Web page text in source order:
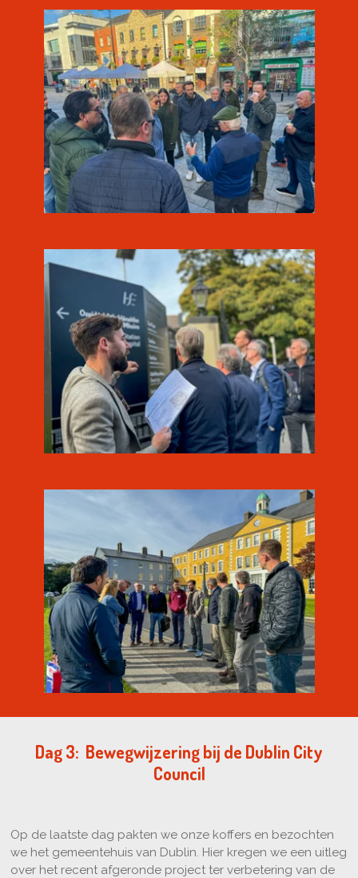
Dag 3: Bewegwijzering bij de Dublin City
Council
Op de laatste dag pakten we onze koffers en bezochten
we het gemeentehuis van Dublin. Hier kregen we een uitleg
over het recent afgeronde project ter verbetering van de